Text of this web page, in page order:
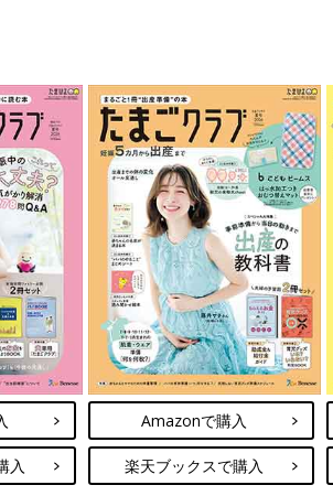
に多くの人が「乾燥機機能」をあげまし
数は増えるだろうし、乾燥までボタン一つ
い」
干さなくていい＝時短になると思った」
ない時期、洗濯物を干すほんの数十分でさ
乾燥機能の強いドラム式に買い替えたら大
、洗濯物を干しきれない可能性が出てきた
燥まで90分』と、聞いて選びました」
やロック機能などを遠隔操作でき、子どもの
たから」
した機能性に魅力を感じた人も多かったよ
5.6％
入
Amazonで購入
楽天ブックスで購入